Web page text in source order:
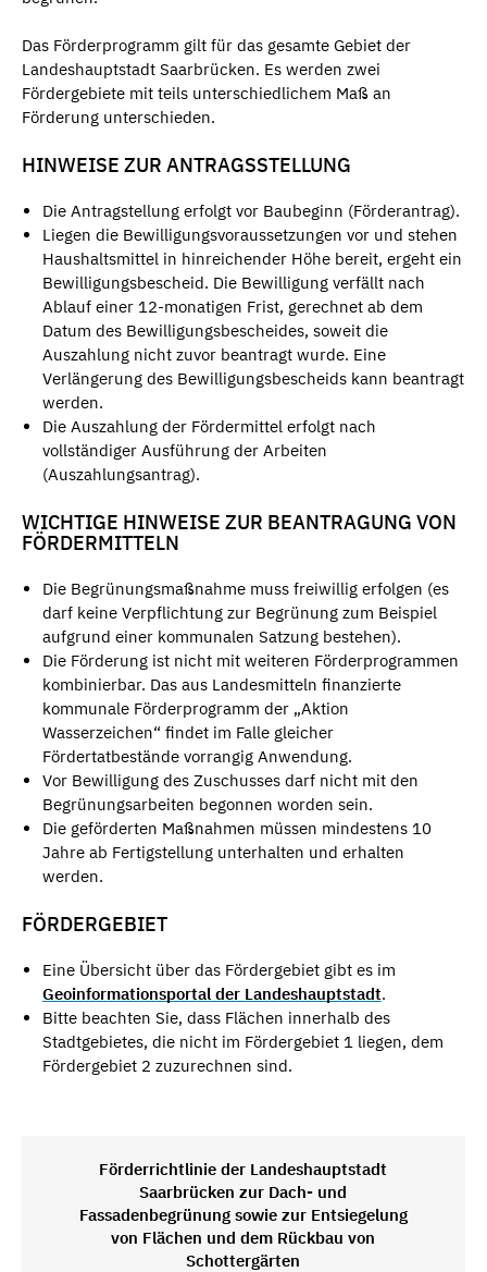
Das Förderprogramm gilt für das gesamte Gebiet der
Landeshauptstadt Saarbrücken. Es werden zwei
Fördergebiete mit teils unterschiedlichem Maß an
Förderung unterschieden.
HINWEISE ZUR ANTRAGSSTELLUNG
Die Antragstellung erfolgt vor Baubeginn (Förderantrag).
Liegen die Bewilligungsvoraussetzungen vor und stehen
Haushaltsmittel in hinreichender Höhe bereit, ergeht ein
Bewilligungsbescheid. Die Bewilligung verfällt nach
Ablauf einer 12-monatigen Frist, gerechnet ab dem
Datum des Bewilligungsbescheides, soweit die
Auszahlung nicht zuvor beantragt wurde. Eine
Verlängerung des Bewilligungsbescheids kann beantragt
werden.
Die Auszahlung der Fördermittel erfolgt nach
vollständiger Ausführung der Arbeiten
(Auszahlungsantrag).
WICHTIGE HINWEISE ZUR BEANTRAGUNG VON
FÖRDERMITTELN
Die Begrünungsmaßnahme muss freiwillig erfolgen (es
darf keine Verpflichtung zur Begrünung zum Beispiel
aufgrund einer kommunalen Satzung bestehen).
Die Förderung ist nicht mit weiteren Förderprogrammen
kombinierbar. Das aus Landesmitteln finanzierte
kommunale Förderprogramm der „Aktion
Wasserzeichen“ findet im Falle gleicher
Fördertatbestände vorrangig Anwendung.
Vor Bewilligung des Zuschusses darf nicht mit den
Begrünungsarbeiten begonnen worden sein.
Die geförderten Maßnahmen müssen mindestens 10
Jahre ab Fertigstellung unterhalten und erhalten
werden.
FÖRDERGEBIET
Eine Übersicht über das Fördergebiet gibt es im
Geoinformationsportal der Landeshauptstadt.
Bitte beachten Sie, dass Flächen innerhalb des
Stadtgebietes, die nicht im Fördergebiet 1 liegen, dem
Fördergebiet 2 zuzurechnen sind.
Förderrichtlinie der Landeshauptstadt
Saarbrücken zur Dach- und
Fassadenbegrünung sowie zur Entsiegelung
von Flächen und dem Rückbau von
Schottergärten